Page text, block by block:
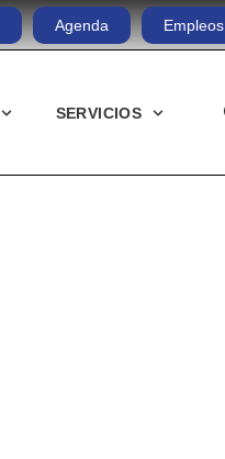
Agenda Empleos
SERVICIOS